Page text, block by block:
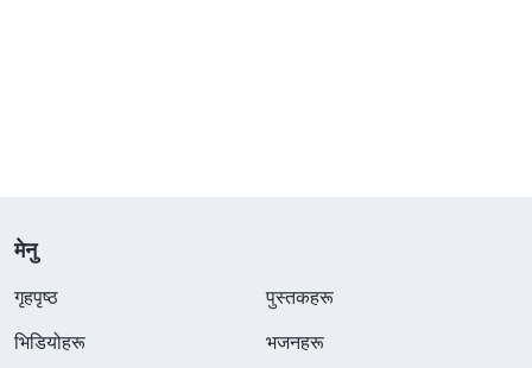
मेनु
गृहपृष्ठ
पुस्तकहरू
भिडियोहरू
भजनहरू